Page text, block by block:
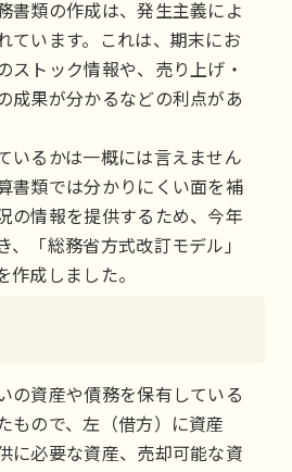
書類の作成は、発生主義によ
ています。これは、期末にお
ストック情報や、売り上げ・
成果が分かるなどの利点があ
いるかは一概には言えません
書類では分かりにくい面を補
の情報を提供するため、今年
、「総務省方式改訂モデル」
作成しました。
の資産や債務を保有している
もので、左（借方）に資産
に必要な資産、売却可能な資